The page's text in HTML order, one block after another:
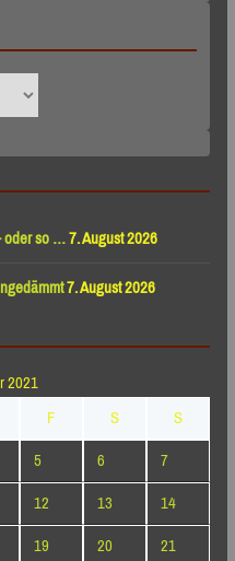
oder so …7. August 2026
7. August 2026
2021
F S
S
5 6
7
12 13
14
19 20 21